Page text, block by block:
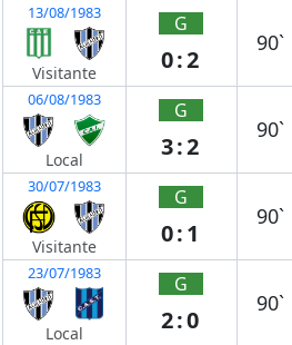
13/08/1983
Visitante
G
0:2
90`
06/08/1983
Local
G
3:2
90`
30/07/1983
Visitante
G
0:1
90`
23/07/1983
Local
G
2:0
90`